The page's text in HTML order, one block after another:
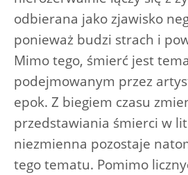
odbierana jako zjawisko
ponieważ budzi strach i
Mimo tego, śmierć jest
podejmowanym przez
epok. Z biegiem czasu
przedstawiania śmierci w
niezmienna pozostaje
tego tematu. Pomimo